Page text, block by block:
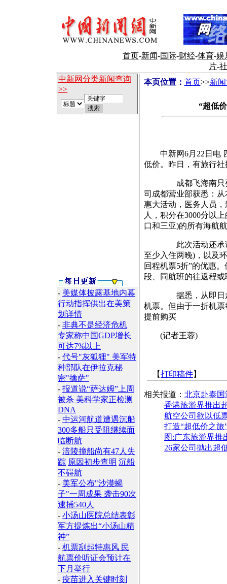
首页-新闻-国际-财经-体育-娱
片-
中新网分类新闻查询
>>
- 美媒体披露基地内幕
行动指挥供出在美策
划详情
- 非典不是经济危机
专家称中国GDP增长
可达7%以上
- 代号"灰狐狸" 美军特
种部队在伊拉克秘
密"擒萨"
- 报道说“萨达姆”上周
被杀 美科学家正检测
DNA
- 中运河航道遭遇沉船
300多船只受阻继续面
临断航
- 涪陵撞船尚有47人失
踪 原因初步查明 沉船
不碍航
- 美军公布"沙漠蝎
子"一周成果 袭击90次
逮捕540人
- 小汤山医院总结表彰
军方提炼出“小汤山精
神”
- 机票刮起特惠风 民
航票价听证会预计在
下月举行
- 疫苗进入关键时刻
本页位置： 首页>>新
“超低
中新网6月22日电 四
低价。昨日，有旅行
成都飞海南只要
司成都营业部获悉：从
惠大活动，医务人员
人，积分在3000分以
口和三亚)的所有海航
此次活动还承诺对
至少入住两晚)，以及
回程机票5折”的优惠
段、同航班的往返程
据悉，从即日起，
机票。但由于一折机
提前购买
(记者王蓉)
【打印稿件】
相关报道： 北京赴泰国
香港旅游界推出
航空公司欲以低
打造“超低价之旅
图:广东旅游界推
26家公司抛出超